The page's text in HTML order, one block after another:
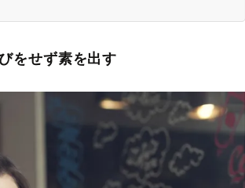
をせず素を出す